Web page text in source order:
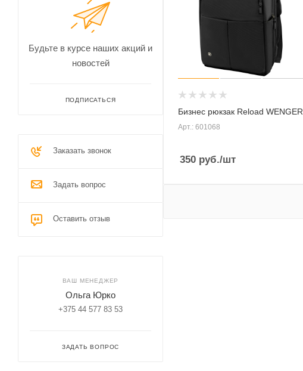
Бизнес рюкзак Reload WENGER
Арт.: 601068
350 руб./шт
Будьте в курсе наших акций и
новостей
ПОДПИСАТЬСЯ
Заказать звонок
Задать вопрос
Оставить отзыв
ВАШ МЕНЕДЖЕР
Ольга Юрко
+375 44 577 83 53
ЗАДАТЬ ВОПРОС